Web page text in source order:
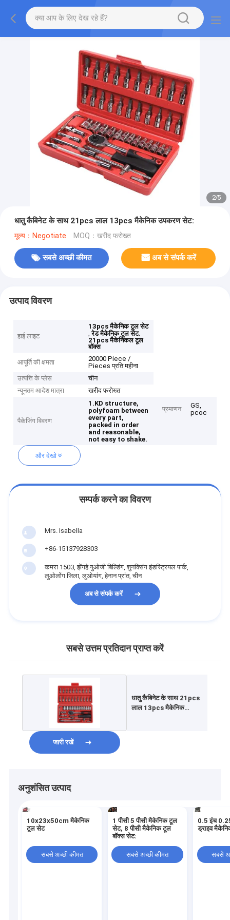
2/5
धातु कैबिनेट के साथ 21pcs लाल 13pcs मैकेनिक उपकरण सेट:
मूल्य：Negotiate MOQ：खरीद फरोख्त
सबसे अच्छी कीमत अब से संपर्क करें
उत्पाद विवरण
हाई लाइट
13pcs मैकेनिक टूल सेट
,रेड मैकेनिक टूल सेट,
21pcs मैकेनिकल टूल
बॉक्स
आपूर्ति की क्षमता
20000 Piece /
Pieces प्रति महीना
उत्पत्ति के प्लेस
चीन
न्यूनतम आदेश मात्रा
खरीद फरोख्त
पैकेजिंग विवरण
1.KD structure,
polyfoam between
every part,
packed in order
and reasonable,
not easy to shake.
प्रमाणन
GS,
pcoc
और देखो
सम्पर्क करने का विवरण
Mrs. Isabella
+86-15137928303
कमरा 1503, झेंगहे गुओजी बिल्डिंग, शुनक्सिंग इंडस्ट्रियल पार्क,
लुओलोंग जिला, लुओयांग, हेनान प्रांत, चीन
अब से संपर्क करें
सबसे उत्तम प्रतिदान प्राप्त करें
धातु कैबिनेट के साथ 21pcs
लाल 13pcs मैकेनिक
जारी रखें
अनुशंसित उत्पाद
10x23x50cm मैकेनिक
टूल सेट
सबसे अच्छी कीमत
1 पीसी 5 पीसी मैकेनिक टूल
सेट, 8 पीसी मैकेनिक टूल
बॉक्स सेट:
सबसे अच्छी कीमत
0.5 इंच
ड्राइव
सबसे